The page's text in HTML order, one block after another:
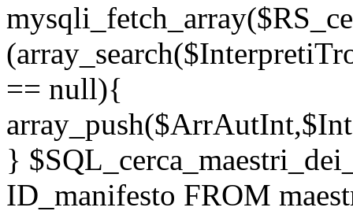
== null){
}
ID_manifesto FROM